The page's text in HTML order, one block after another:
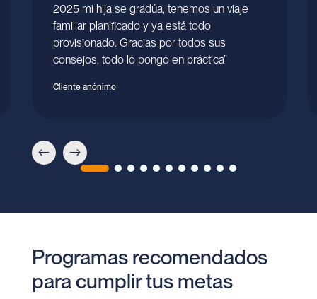
2025 mi hija se gradúa, tenemos un viaje
familiar planificado y ya está todo
provisionado. Gracias por todos sus
consejos, todo lo pongo en práctica”
Cliente anónimo
Programas recomendados
para cumplir tus metas